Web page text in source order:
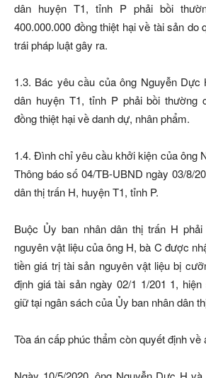
dân huyện T1, tỉnh P phải bồi
400.000.000 đồng thiệt hại về tài sản do
trái pháp luật gây ra.
1.3. Bác yêu cầu của ông Nguyễn Dực
dân huyện T1, tỉnh P phải bồi thường
đồng thiệt hại về danh dự, nhân phẩm.
1.4. Đình chỉ yêu cầu khởi kiện của ông
Thông báo số 04/TB-UBND ngày 03/8/
dân thị trấn H, huyện T1, tỉnh P.
Buộc Ủy ban nhân dân thị trấn H
nguyên vật liệu của ông H, bà C được
tiền giá trị tài sản nguyên vật liệu bị
định giá tài sản ngày 02/1 1/201 1,
giữ tại ngân sách của Ủy ban nhân dân
Tòa án cấp phúc thẩm còn quyết định về